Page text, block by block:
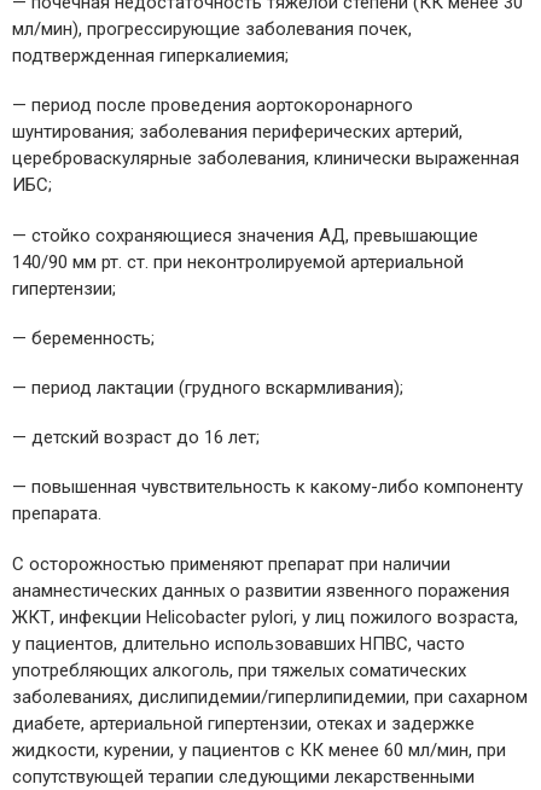
мл/мин), прогрессирующие заболевания почек,
подтвержденная гиперкалиемия;
— период после проведения аортокоронарного
шунтирования; заболевания периферических артерий,
цереброваскулярные заболевания, клинически выраженная
ИБС;
— стойко сохраняющиеся значения АД, превышающие
140/90 мм рт. ст. при неконтролируемой артериальной
гипертензии;
— беременность;
— период лактации (грудного вскармливания);
— детский возраст до 16 лет;
— повышенная чувствительность к какому-либо компоненту
препарата.
С осторожностью применяют препарат при наличии
анамнестических данных о развитии язвенного поражения
ЖКТ, инфекции Helicobacter pylori, у лиц пожилого возраста,
у пациентов, длительно использовавших НПВС, часто
употребляющих алкоголь, при тяжелых соматических
заболеваниях, дислипидемии/гиперлипидемии, при сахарном
диабете, артериальной гипертензии, отеках и задержке
жидкости, курении, у пациентов с КК менее 60 мл/мин, при
сопутствующей терапии следующими лекарственными